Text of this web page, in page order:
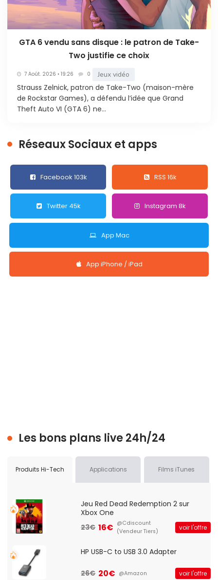
GTA 6 vendu sans disque : le patron de Take-
Two justifie ce choix
7 Août. 2026 • 19:26 0 Jeux vidéo
Strauss Zelnick, patron de Take-Two (maison-mère
de Rockstar Games), a défendu l’idée que Grand
Theft Auto VI (GTA 6) ne...
Réseaux Sociaux et apps
Facebook 103k RSS 16k
Twitter 45k Instagram 8k
App Mac
App iPhone / iPad
Les bons plans live 24h/24
Produits Hi-Tech Applications Films iTunes
Jeu Red Dead Redemption 2 sur
Xbox One
23€ 16€ @Cdiscount
(Vendeur Tiers)
voir l'offre
HP USB-C to USB 3.0 Adapter
26€ 20€ @Amazon voir l'offre